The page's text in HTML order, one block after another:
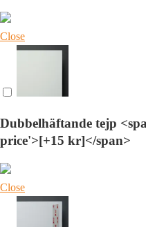
Close
Dubbelhäftande tejp
price'>[+15 kr]</span>
Close